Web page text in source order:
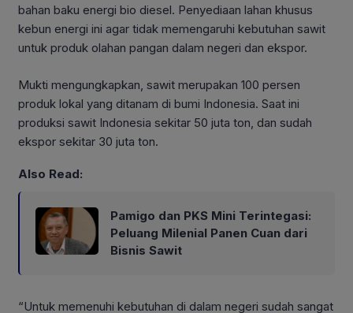
bahan baku energi bio diesel. Penyediaan lahan khusus
kebun energi ini agar tidak memengaruhi kebutuhan sawit
untuk produk olahan pangan dalam negeri dan ekspor.
Mukti mengungkapkan, sawit merupakan 100 persen
produk lokal yang ditanam di bumi Indonesia. Saat ini
produksi sawit Indonesia sekitar 50 juta ton, dan sudah
ekspor sekitar 30 juta ton.
Also Read:
Pamigo dan PKS Mini Terintegasi:
Peluang Milenial Panen Cuan dari
Bisnis Sawit
“Untuk memenuhi kebutuhan di dalam negeri sudah sangat